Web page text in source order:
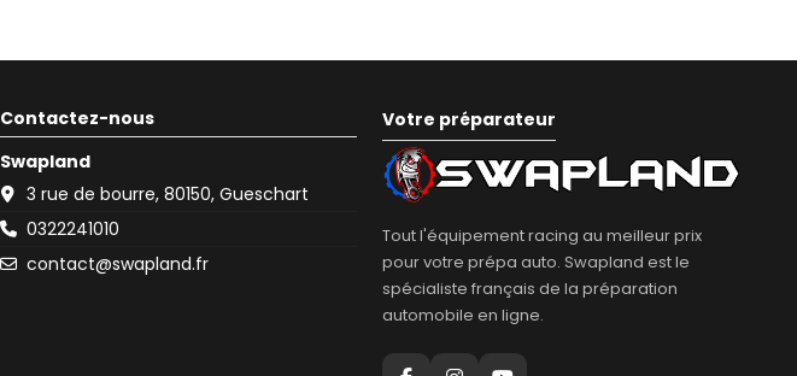
Contactez-nous
Swapland
3 rue de bourre, 80150, Gueschart
0322241010
contact@swapland.fr
Votre préparateur
Tout l'équipement racing au meilleur prix
pour votre prépa auto. Swapland est le
spécialiste français de la préparation
automobile en ligne.